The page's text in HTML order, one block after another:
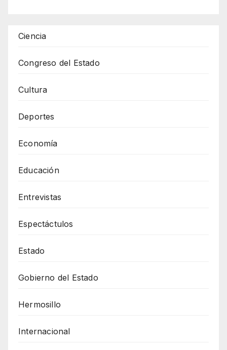
Ciencia
Congreso del Estado
Cultura
Deportes
Economía
Educación
Entrevistas
Espectáctulos
Estado
Gobierno del Estado
Hermosillo
Internacional